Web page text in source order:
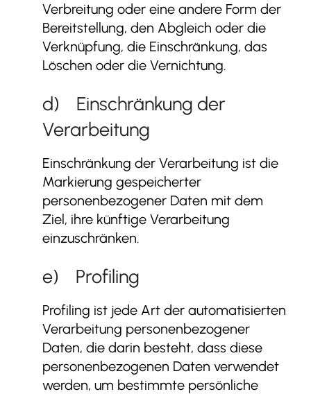
Verbreitung oder eine andere Form der
Bereitstellung, den Abgleich oder die
Verknüpfung, die Einschränkung, das
Löschen oder die Vernichtung.
d) Einschränkung der
Verarbeitung
Einschränkung der Verarbeitung ist die
Markierung gespeicherter
personenbezogener Daten mit dem
Ziel, ihre künftige Verarbeitung
einzuschränken.
e) Profiling
Profiling ist jede Art der automatisierten
Verarbeitung personenbezogener
Daten, die darin besteht, dass diese
personenbezogenen Daten verwendet
werden, um bestimmte persönliche